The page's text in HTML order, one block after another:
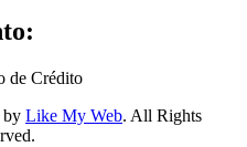
de Crédito
by Like My Web. All Rights